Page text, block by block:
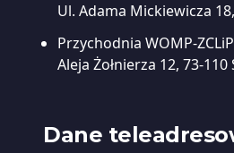
Ul. Adama Mickiewicza
Przychodnia WOMP-
Aleja Żołnierza 12, 73-
Dane